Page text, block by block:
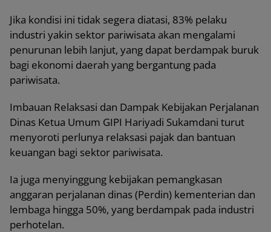
Jika kondisi ini tidak segera diatasi, 83% pelaku
industri yakin sektor pariwisata akan mengalami
penurunan lebih lanjut, yang dapat berdampak buruk
bagi ekonomi daerah yang bergantung pada
pariwisata.
Imbauan Relaksasi dan Dampak Kebijakan Perjalanan
Dinas Ketua Umum GIPI Hariyadi Sukamdani turut
menyoroti perlunya relaksasi pajak dan bantuan
keuangan bagi sektor pariwisata.
Ia juga menyinggung kebijakan pemangkasan
anggaran perjalanan dinas (Perdin) kementerian dan
lembaga hingga 50%, yang berdampak pada industri
perhotelan.